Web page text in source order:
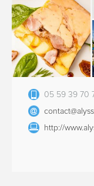
05 59 39 70
http://